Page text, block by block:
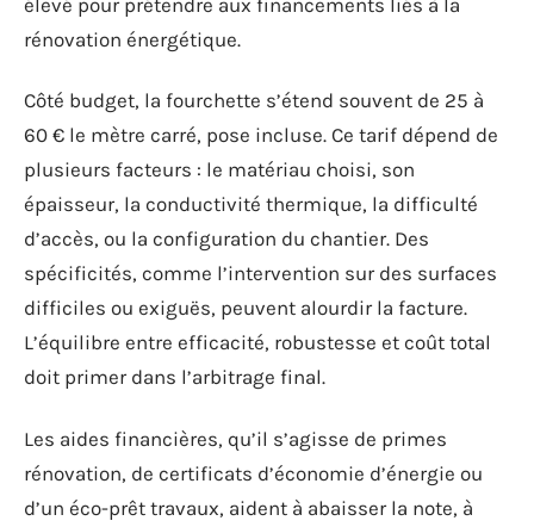
rénovation énergétique.
Côté budget, la fourchette s’étend souvent de 25 à
60 € le mètre carré, pose incluse. Ce tarif dépend de
plusieurs facteurs : le matériau choisi, son
épaisseur, la conductivité thermique, la difficulté
d’accès, ou la configuration du chantier. Des
spécificités, comme l’intervention sur des surfaces
difficiles ou exiguës, peuvent alourdir la facture.
L’équilibre entre efficacité, robustesse et coût total
doit primer dans l’arbitrage final.
Les aides financières, qu’il s’agisse de primes
rénovation, de certificats d’économie d’énergie ou
d’un éco-prêt travaux, aident à abaisser la note, à